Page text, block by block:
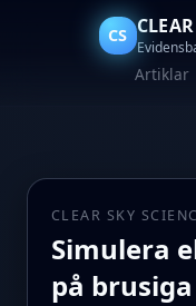
CS
Artiklar
CLEAR SKY
Simulera
på